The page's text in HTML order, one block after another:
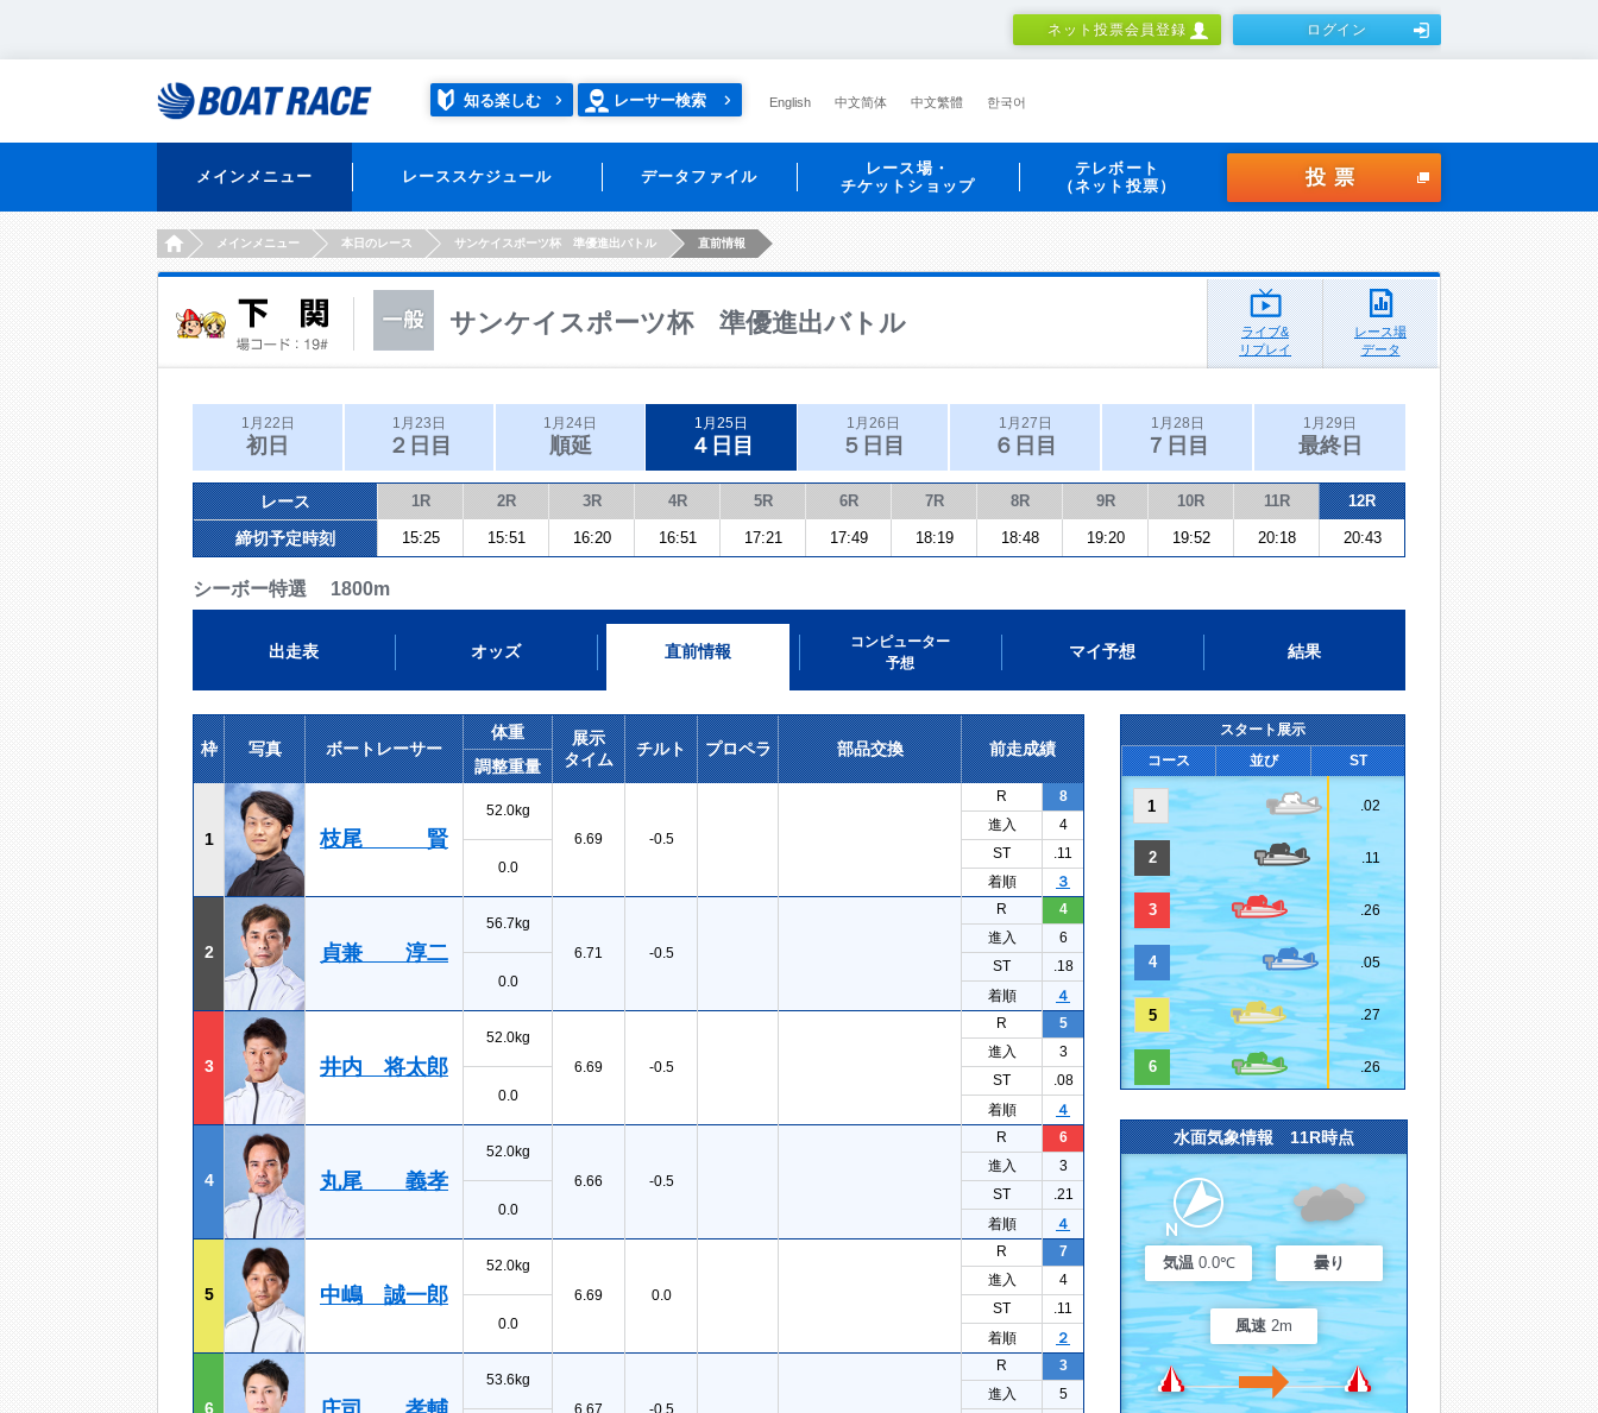
ネット投票会員登録 ログイン
知る楽しむ レーサー検索 English 中文简体 中文繁體 한국어
メインメニュー レーススケジュール データファイル
レース場・
チケットショップ
テレボート
（ネット投票）
投票
HOMEメインメニュー 本日のレース サンケイスポーツ杯 準優進出バトル 直前情報
サンケイスポーツ杯 準優進出バトル
ライブ&
リプレイ
レース場
データ
1月22日
初日
1月23日
２日目
1月24日
順延
1月25日
４日目
1月26日
５日目
1月27日
６日目
1月28日
７日目
1月29日
最終日
レース 1R 2R 3R 4R 5R 6R 7R 8R 9R 10R 11R 12R
締切予定時刻 15:25 15:51 16:20 16:51 17:21 17:49 18:19 18:48 19:20 19:52 20:18 20:43
シーボー特選 1800m
出走表 オッズ 直前情報
コンピューター
予想
マイ予想 結果
枠 写真 ボートレーサー
体重
展示
タイム
チルト プロペラ 部品交換
前走成績
調整重量
1 枝尾 賢
52.0kg
6.69
-0.5
R
8
進入
4
0.0
ST
.11
着順
３
2 貞兼 淳二
56.7kg
6.71
-0.5
R
4
進入
6
0.0
ST
.18
着順
４
3 井内 将太郎
52.0kg
6.69
-0.5
R
5
進入
3
0.0
ST
.08
着順
４
4 丸尾 義孝
52.0kg
6.66
-0.5
R
6
進入
3
0.0
ST
.21
着順
４
5 中嶋 誠一郎
52.0kg
6.69
0.0
R
7
進入
4
0.0
ST
.11
着順
２
6
53.6kg
6.67
-0.5
R
3
進入
5
スタート展示
コース
並び ST
1 .02
2 .11
3 .26
4 .05
5 .27
6 .26
水面気象情報 11R時点
気温 0.0℃ 曇り
風速 2m